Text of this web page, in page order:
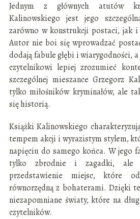
Jednym z głównych atutów
Kalinowskiego jest jego
zarówno w konstrukcji postaci, jak
Autor nie boi się wprowadzać
dodają fabule głębi i wiarygodności,
czytelnikowi lepiej zrozumieć
szczególnej mieszance Grzegorz
tylko miłośników kryminałów, ale
się historią.
Książki Kalinowskiego
tempem akcji i wyrazistym stylem,
napięciu do samego końca. W jego
tylko zbrodnie i zagadki, ale
przedstawienie miejsc, które
równorzędną z bohaterami. Dzięki
niezapomniane światy, które na
czytelników.